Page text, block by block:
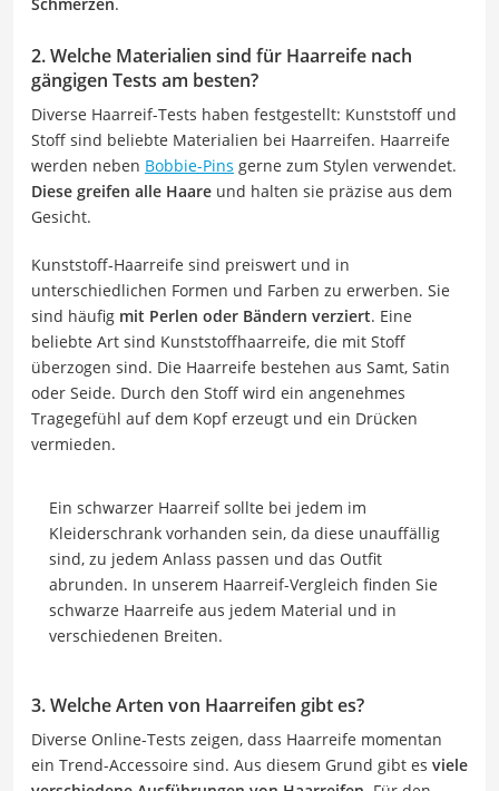
2. Welche Materialien sind für Haarreife nach
gängigen Tests am besten?
Diverse Haarreif-Tests haben festgestellt: Kunststoff und
Stoff sind beliebte Materialien bei Haarreifen. Haarreife
werden neben Bobbie-Pins gerne zum Stylen verwendet.
Diese greifen alle Haare und halten sie präzise aus dem
Gesicht.
Kunststoff-Haarreife sind preiswert und in
unterschiedlichen Formen und Farben zu erwerben. Sie
sind häufig mit Perlen oder Bändern verziert. Eine
beliebte Art sind Kunststoffhaarreife, die mit Stoff
überzogen sind. Die Haarreife bestehen aus Samt, Satin
oder Seide. Durch den Stoff wird ein angenehmes
Tragegefühl auf dem Kopf erzeugt und ein Drücken
vermieden.
Ein schwarzer Haarreif sollte bei jedem im
Kleiderschrank vorhanden sein, da diese unauffällig
sind, zu jedem Anlass passen und das Outfit
abrunden. In unserem Haarreif-Vergleich finden Sie
schwarze Haarreife aus jedem Material und in
verschiedenen Breiten.
3. Welche Arten von Haarreifen gibt es?
Diverse Online-Tests zeigen, dass Haarreife momentan
ein Trend-Accessoire sind. Aus diesem Grund gibt es viele